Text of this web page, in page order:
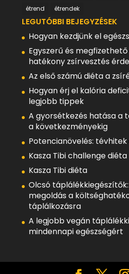
étrend
étrendek
LEGUTÓBBI BEJEGYZÉSEK
Hogyan kezdjünk el
Egyszerű és
hatékony zsírvesztés
Az első számú diéta a
Hogyan érj el kalória
legjobb tippek
A gyorsétkezés hatása a
a következményekig
Potencianövelés: tévhitek
Kasza Tibi challenge diéta
Kasza Tibi diéta
Olcsó
megoldás a
táplálkozásra
A legjobb vegán
mindennapi egészségért